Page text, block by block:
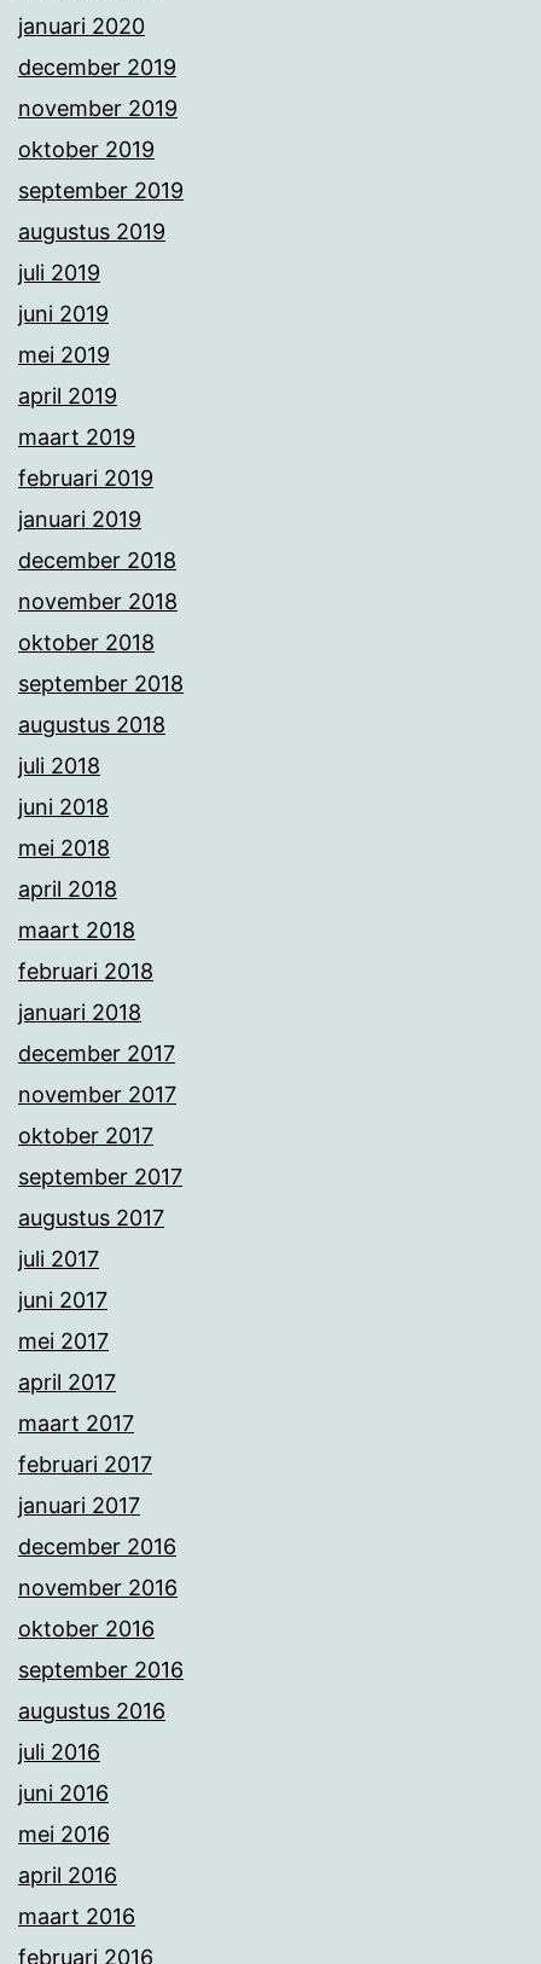
januari 2020
december 2019
november 2019
oktober 2019
september 2019
augustus 2019
juli 2019
juni 2019
mei 2019
april 2019
maart 2019
februari 2019
januari 2019
december 2018
november 2018
oktober 2018
september 2018
augustus 2018
juli 2018
juni 2018
mei 2018
april 2018
maart 2018
februari 2018
januari 2018
december 2017
november 2017
oktober 2017
september 2017
augustus 2017
juli 2017
juni 2017
mei 2017
april 2017
maart 2017
februari 2017
januari 2017
december 2016
november 2016
oktober 2016
september 2016
augustus 2016
juli 2016
juni 2016
mei 2016
april 2016
maart 2016
februari 2016